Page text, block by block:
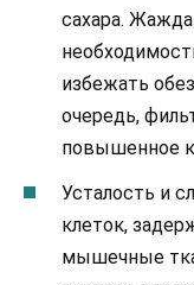
сахара. Жажда
избежать
очередь,
повышенное
Усталость и
клеток,
мышечные